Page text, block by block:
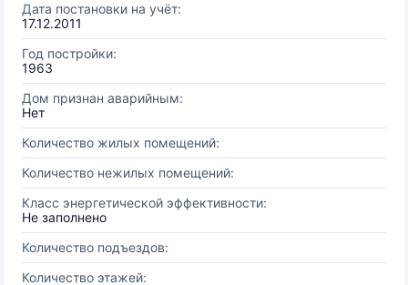
Дата постановки на учёт:
17.12.2011
Год постройки:
1963
Дом признан аварийным:
Нет
Количество жилых помещений:
Количество нежилых помещений:
Класс энергетической эффективности:
Не заполнено
Количество подъездов:
Количество этажей: